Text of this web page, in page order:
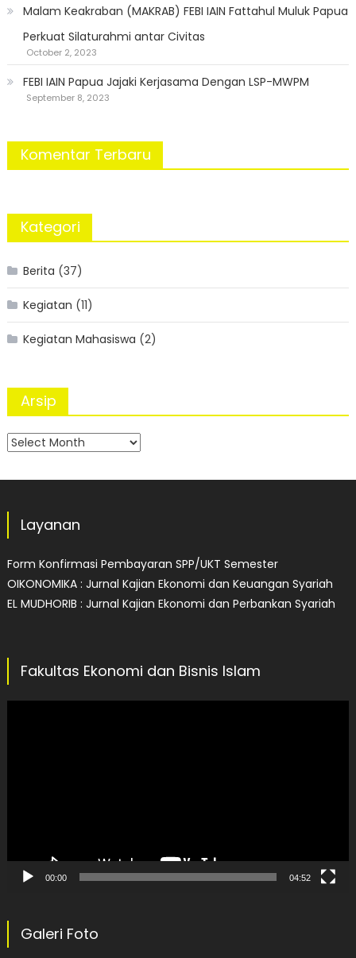
Malam Keakraban (MAKRAB) FEBI IAIN Fattahul Muluk Papua
Perkuat Silaturahmi antar Civitas
October 2, 2023
FEBI IAIN Papua Jajaki Kerjasama Dengan LSP-MWPM
September 8, 2023
Komentar Terbaru
Kategori
Berita (37)
Kegiatan (11)
Kegiatan Mahasiswa (2)
Arsip
Arsip
Layanan
Form Konfirmasi Pembayaran SPP/UKT Semester
OIKONOMIKA : Jurnal Kajian Ekonomi dan Keuangan Syariah
EL MUDHORIB : Jurnal Kajian Ekonomi dan Perbankan Syariah
Fakultas Ekonomi dan Bisnis Islam
00:00 04:52
Galeri Foto